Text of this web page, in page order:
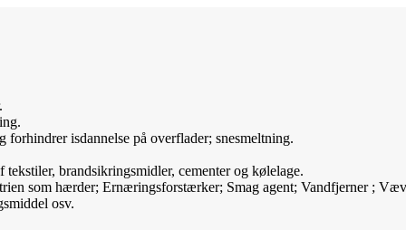
forhindrer isdannelse på overflader; snesmeltning.
brandsikringsmidler, cementer og kølelage.
som hærder; Ernæringsforstærker; Smag agent; Vandfjerner ;
osv.